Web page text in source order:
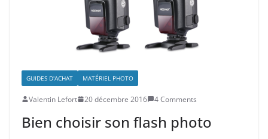
GUIDES D'ACHAT MATÉRIEL PHOTO
Valentin Lefort 20 décembre 2016 4 Comments
Bien choisir son flash photo